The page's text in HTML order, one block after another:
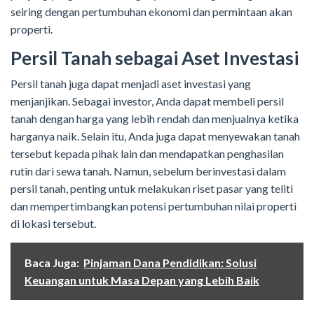
seiring dengan pertumbuhan ekonomi dan permintaan akan
properti.
Persil Tanah sebagai Aset Investasi
Persil tanah juga dapat menjadi aset investasi yang
menjanjikan. Sebagai investor, Anda dapat membeli persil
tanah dengan harga yang lebih rendah dan menjualnya ketika
harganya naik. Selain itu, Anda juga dapat menyewakan tanah
tersebut kepada pihak lain dan mendapatkan penghasilan
rutin dari sewa tanah. Namun, sebelum berinvestasi dalam
persil tanah, penting untuk melakukan riset pasar yang teliti
dan mempertimbangkan potensi pertumbuhan nilai properti
di lokasi tersebut.
Baca Juga: Pinjaman Dana Pendidikan: Solusi
Keuangan untuk Masa Depan yang Lebih Baik